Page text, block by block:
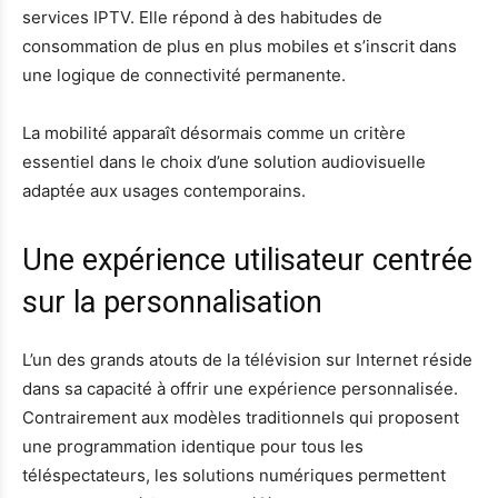
services IPTV. Elle répond à des habitudes de
consommation de plus en plus mobiles et s’inscrit dans
une logique de connectivité permanente.
La mobilité apparaît désormais comme un critère
essentiel dans le choix d’une solution audiovisuelle
adaptée aux usages contemporains.
Une expérience utilisateur centrée
sur la personnalisation
L’un des grands atouts de la télévision sur Internet réside
dans sa capacité à offrir une expérience personnalisée.
Contrairement aux modèles traditionnels qui proposent
une programmation identique pour tous les
téléspectateurs, les solutions numériques permettent